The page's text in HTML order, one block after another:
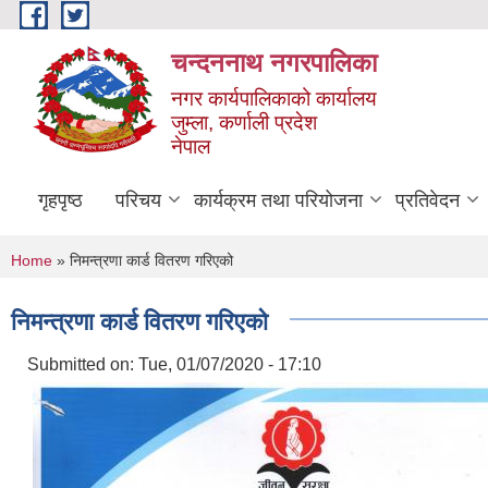
Skip to main content
चन्दननाथ नगरपालिका
नगर कार्यपालिकाको कार्यालय
जुम्ला, कर्णाली प्रदेश
नेपाल
गृहपृष्ठ परिचय कार्यक्रम तथा परियोजना प्रतिवेदन
You are here
Home » निमन्त्रणा कार्ड वितरण गरिएको
निमन्त्रणा कार्ड वितरण गरिएको
Submitted on: Tue, 01/07/2020 - 17:10